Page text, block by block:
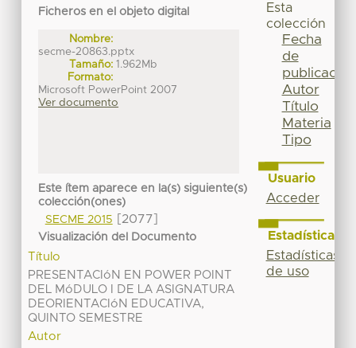
Ficheros en el objeto digital
Nombre:
secme-20863.pptx
Tamaño: 1.962Mb
Formato:
Microsoft PowerPoint 2007
Ver documento
Este ítem aparece en la(s) siguiente(s)
colección(ones)
SECME 2015
[2077]
Visualización del Documento
Título
PRESENTACIóN EN POWER POINT
DEL MóDULO I DE LA ASIGNATURA
DEORIENTACIóN EDUCATIVA,
QUINTO SEMESTRE
Autor
Esta
colección
Fecha
de
publicación
Autor
Título
Materia
Tipo
Usuario
Acceder
Estadísticas
Estadísticas
de uso